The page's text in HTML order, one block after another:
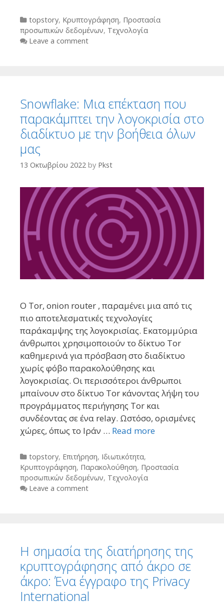
Categories
topstory, Κρυπτογράφηση, Προστασία
προσωπικών δεδομένων, Τεχνολογία
Leave a comment
Snowflake: Μια επέκταση που
παρακάμπτει την λογοκρισία στο
διαδίκτυο με την βοήθεια όλων
μας
13 Οκτωβρίου 2022 by Pkst
Ο Tor, onion router , παραμένει μια από τις
πιο αποτελεσματικές τεχνολογίες
παράκαμψης της λογοκρισίας. Εκατομμύρια
άνθρωποι χρησιμοποιούν το δίκτυο Tor
καθημερινά για πρόσβαση στο διαδίκτυο
χωρίς φόβο παρακολούθησης και
λογοκρισίας. Οι περισσότεροι άνθρωποι
μπαίνουν στο δίκτυο Tor κάνοντας λήψη του
προγράμματος περιήγησης Tor και
συνδέοντας σε ένα relay. Ωστόσο, ορισμένες
χώρες, όπως το Ιράν … Read more
Categories
topstory, Επιτήρηση, Ιδιωτικότητα,
Κρυπτογράφηση, Παρακολούθηση, Προστασία
προσωπικών δεδομένων, Τεχνολογία
Leave a comment
H σημασία της διατήρησης της
κρυπτογράφησης από άκρο σε
άκρο: Ένα έγγραφο της Privacy
International